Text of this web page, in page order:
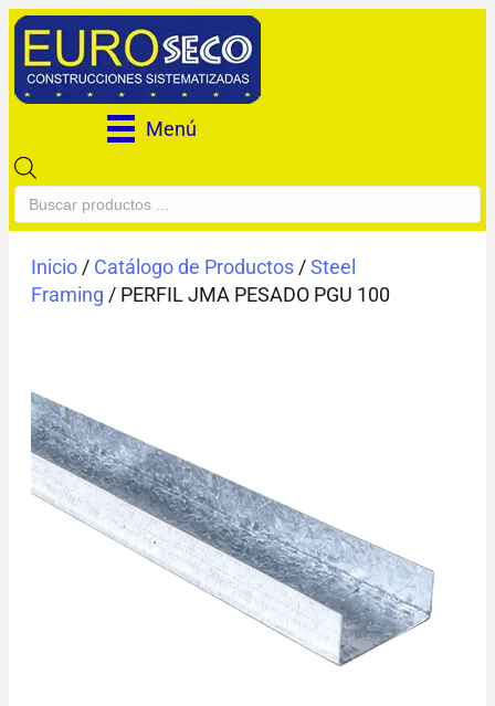
Menú
de
productos
Inicio / Catálogo de Productos /Steel
Framing / PERFIL JMA PESADO PGU 100